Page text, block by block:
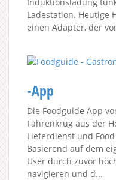
Ladestation. Heutige
einen Adapter, der
-App
Die Foodguide App
Fahrenkrug aus der
Lieferdienst und
Basierend auf dem
User durch zuvor
navigieren und d...